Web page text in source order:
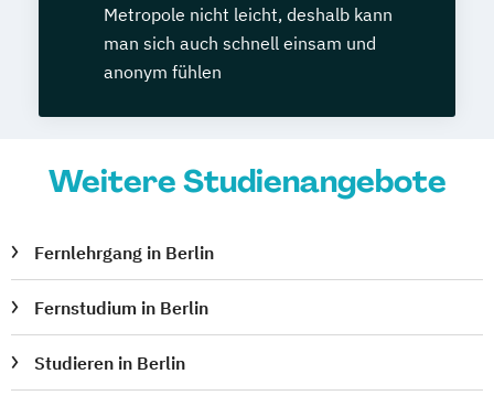
Metropole nicht leicht, deshalb kann
man sich auch schnell einsam und
anonym fühlen
Weitere Studienangebote
Fernlehrgang in Berlin
Fernstudium in Berlin
Studieren in Berlin